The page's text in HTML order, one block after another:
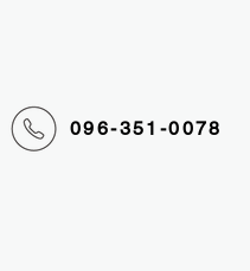
096-351-0078